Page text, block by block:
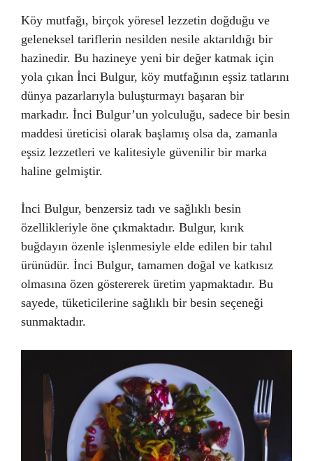
Köy mutfağı, birçok yöresel lezzetin doğduğu ve
geleneksel tariflerin nesilden nesile aktarıldığı bir
hazinedir. Bu hazineye yeni bir değer katmak için
yola çıkan İnci Bulgur, köy mutfağının eşsiz tatlarını
dünya pazarlarıyla buluşturmayı başaran bir
markadır. İnci Bulgur’un yolculuğu, sadece bir besin
maddesi üreticisi olarak başlamış olsa da, zamanla
eşsiz lezzetleri ve kalitesiyle güvenilir bir marka
haline gelmiştir.
İnci Bulgur, benzersiz tadı ve sağlıklı besin
özellikleriyle öne çıkmaktadır. Bulgur, kırık
buğdayın özenle işlenmesiyle elde edilen bir tahıl
ürünüdür. İnci Bulgur, tamamen doğal ve katkısız
olmasına özen göstererek üretim yapmaktadır. Bu
sayede, tüketicilerine sağlıklı bir besin seçeneği
sunmaktadır.